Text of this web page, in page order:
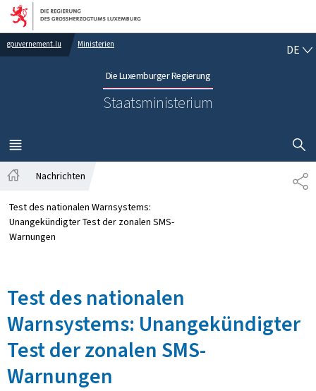
Zur Hauptnavigation
Zum Inhalt
gouvernement.lu Ministerien
Die Luxemburger Regierung
Staatsministerium
DE
MENÜ
HAUPT-
Nachrichten
Test des nationalen Warnsystems:
Unangekündigter Test der zonalen SMS-
Warnungen
Test des nationalen
Warnsystems: Unangekündigter
Test der zonalen SMS-
Warnungen